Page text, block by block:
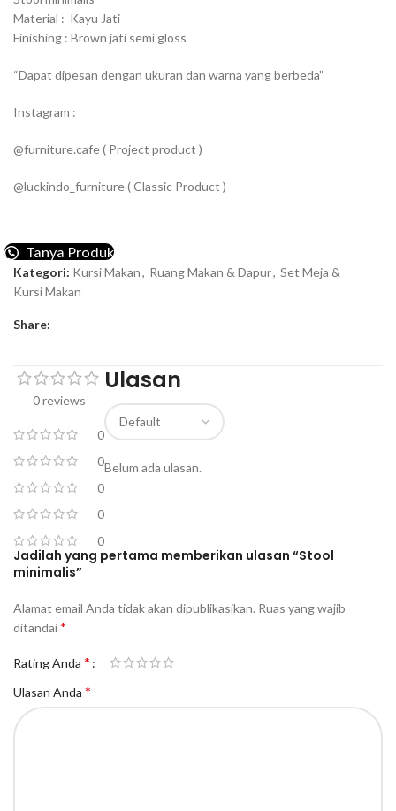
Material : Kayu Jati
Finishing : Brown jati semi gloss
“Dapat dipesan dengan ukuran dan warna yang berbeda”
Instagram :
@furniture.cafe ( Project product )
@luckindo_furniture ( Classic Product )
Tanya Produk
Kategori: Kursi Makan, Ruang Makan & Dapur, Set Meja &
Kursi Makan
Share:
0 reviews
0
0
0
0
0
Ulasan
Belum ada ulasan.
Jadilah yang pertama memberikan ulasan “Stool
minimalis”
Alamat email Anda tidak akan dipublikasikan. Ruas yang wajib
ditandai*
Rating Anda *
Ulasan Anda *